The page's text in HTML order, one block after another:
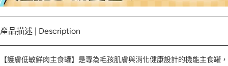
產品描述 | Description
【護膚低敏鮮肉主食罐】是專為毛孩肌膚與消化健康設計的機能主食罐，